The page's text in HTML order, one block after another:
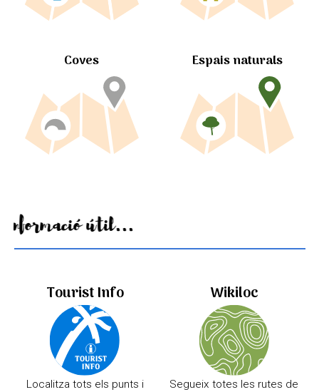
Coves Espais naturals
Informació útil...
Tourist Info
Localitza tots els punts i
Wikiloc
Segueix totes les rutes de